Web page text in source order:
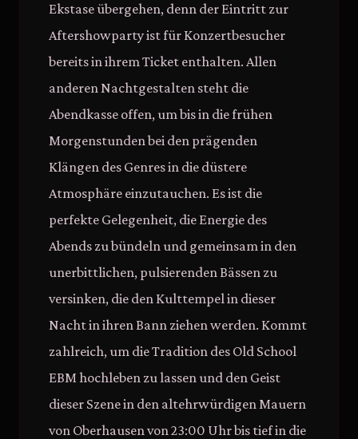
Ekstase übergehen, denn der Eintritt zur
Aftershowparty ist für Konzertbesucher
bereits in ihrem Ticket enthalten. Allen
anderen Nachtgestalten steht die
Abendkasse offen, um bis in die frühen
Morgenstunden bei den prägenden
Klängen des Genres in die düstere
Atmosphäre einzutauchen. Es ist die
perfekte Gelegenheit, die Energie des
Abends zu bündeln und gemeinsam in den
unerbittlichen, pulsierenden Bässen zu
versinken, die den Kulttempel in dieser
Nacht in ihren Bann ziehen werden. Kommt
zahlreich, um die Tradition des Old School
EBM hochleben zu lassen und den Geist
dieser Szene in den altehrwürdigen Mauern
von Oberhausen von 23:00 Uhr bis tief in die